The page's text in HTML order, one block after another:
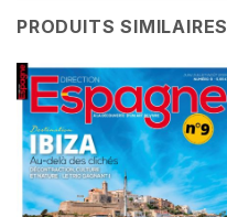
PRODUITS SIMILAIRES